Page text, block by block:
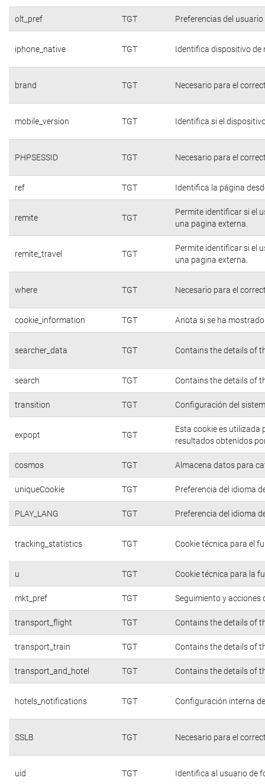
olt_pref TGT Preferencias del
iphone_native TGT Identifica dispositivo de
brand TGT Necesario para el
mobile_version TGT Identifica si el
PHPSESSID TGT Necesario para el
ref TGT Identifica la página
remite TGT
Permite identificar si el
una pagina externa.
remite_travel TGT
Permite identificar si el
una pagina externa.
where TGT Necesario para el
cookie_information TGT Anota si se ha
searcher_data TGT Contains the details of
search TGT Contains the details of
transition TGT Configuración del
expopt TGT
Esta cookie es utilizada
resultados obtenidos
cosmos TGT Almacena datos para
uniqueCookie TGT Preferencia del idioma
PLAY_LANG TGT Preferencia del idioma
tracking_statistics TGT Cookie técnica para el
u TGT Cookie técnica para la
mkt_pref TGT Seguimiento y acciones
transport_flight TGT Contains the details of
transport_train TGT Contains the details of
transport_and_hotel TGT Contains the details of
hotels_notifications TGT Configuración interna
SSLB TGT Necesario para el
uid TGT Identifica al usuario de